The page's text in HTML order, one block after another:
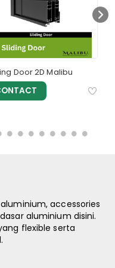
Door 2D Malibu
accessories
aluminium disini.
flexible serta